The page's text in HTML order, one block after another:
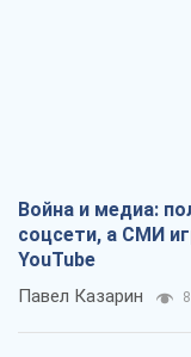
Война и медиа:
соцсети, а СМИ
YouTube
Павел Казарин